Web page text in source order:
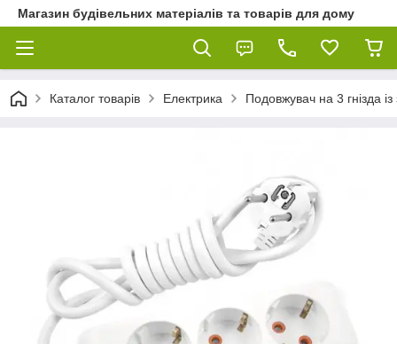
Магазин будівельних матеріалів та товарів для дому
Каталог товарів Електрика Подовжувач на 3 гнізда